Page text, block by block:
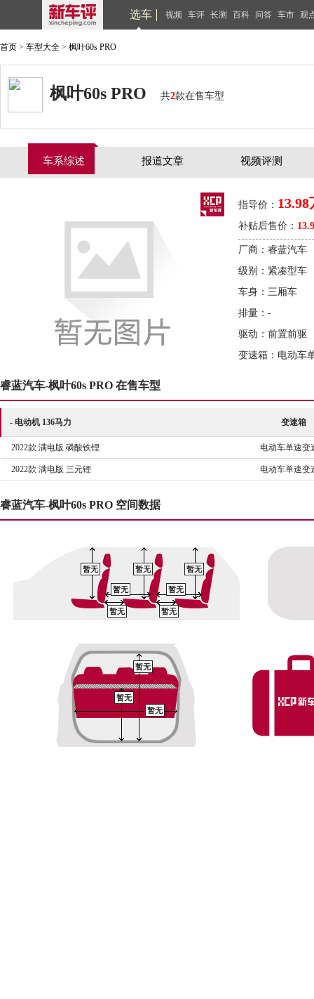
选车 视频 车评 长测 百科 问答 车市 观
首页 > 车型大全 > 枫叶60s PRO
枫叶60s PRO 共2款在售车型
车系综述 报道文章 视频评测
指导价： 13.98
补贴后售价：
厂商：睿蓝汽车
级别：紧凑型车
车身：三厢车
排量：-
驱动：前置前驱
变速箱：电动车
睿蓝汽车-枫叶60s PRO 在售车型
- 电动机 136马力 变速箱
2022款 满电版 磷酸铁锂 电动车单速变
2022款 满电版 三元锂 电动车单速变
睿蓝汽车-枫叶60s PRO 空间数据
暂无 暂无 暂无
暂无
暂无 暂无
暂无
暂无
暂无
暂无